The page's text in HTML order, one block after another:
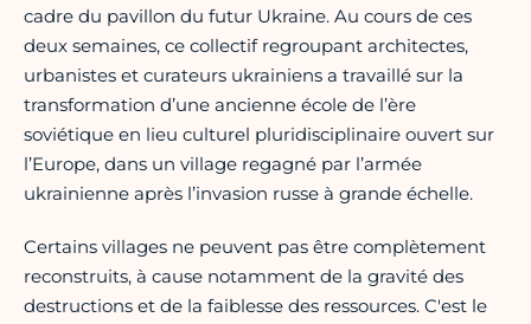
cadre du pavillon du futur Ukraine. Au cours de ces
deux semaines, ce collectif regroupant architectes,
urbanistes et curateurs ukrainiens a travaillé sur la
transformation d’une ancienne école de l’ère
soviétique en lieu culturel pluridisciplinaire ouvert sur
l’Europe, dans un village regagné par l’armée
ukrainienne après l’invasion russe à grande échelle.
Certains villages ne peuvent pas être complètement
reconstruits, à cause notamment de la gravité des
destructions et de la faiblesse des ressources. C'est le